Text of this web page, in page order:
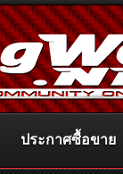
ประกาศซื้อขาย